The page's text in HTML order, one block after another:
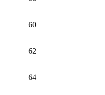
60
62
64